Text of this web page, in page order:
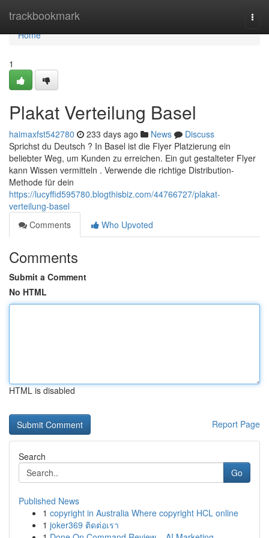
trackbookmark
Home
Home
1
Plakat Verteilung Basel
haimaxfst542780 233 days ago News
Discuss
Sprichst du Deutsch ? In Basel ist die Flyer Platzierung ein
beliebter Weg, um Kunden zu erreichen. Ein gut gestalteter Flyer
kann Wissen vermitteln . Verwende die richtige Distribution-
Methode für dein
https://lucyffid595780.blogthisbiz.com/44766727/plakat-
verteilung-basel
Comments
Who Upvoted
Comments
Submit a Comment
No HTML
HTML is disabled
Report Page
Search
Go
Published News
1 copyright in Australia Where copyright HCL online
1 joker369 ติดต่อเรา